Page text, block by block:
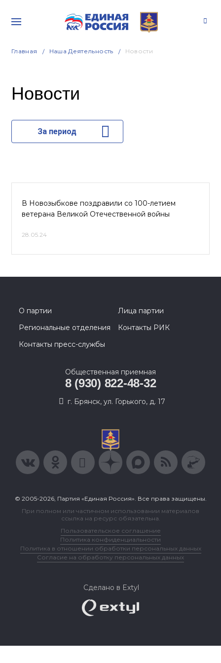
Главная Наша Деятельность Новости
Новости
За период
В Новозыбкове поздравили со 100-летием
ветерана Великой Отечественной войны
28.05.24
О партии
Лица партии
Региональные отделения
Контакты РИК
Контакты пресс-службы
Общественная приемная
8 (930) 822-48-32
г. Брянск, ул. Горького, д. 17
© 2005-2026, Партия «Единая Россия». Все права защищены.
При полном или частичном использовании материалов
ссылка на ресурс обязательна.
Пользовательское соглашение
Политика конфиденциальности
Политика в отношении обработки персональных данных
Согласие на обработку персональных данных
Сделано в Extyl